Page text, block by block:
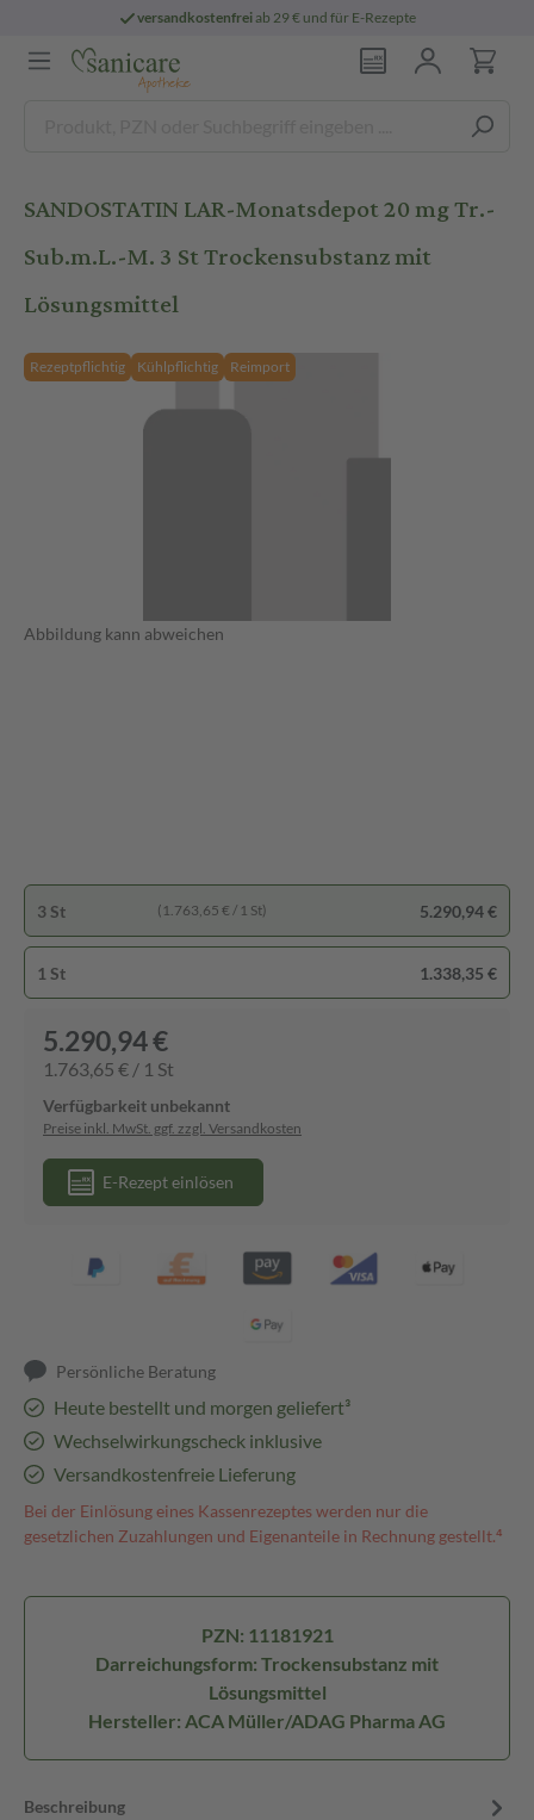
versandkostenfreiab 29 € und für E-Rezepte
SANDOSTATIN LAR-Monatsdepot 20 mg Tr.-
Sub.m.L.-M. 3 St Trockensubstanz mit
Lösungsmittel
Rezeptpflichtig Kühlpflichtig Reimport
Abbildung kann abweichen
3 St (1.763,65 € / 1 St) 5.290,94 €
1 St 1.338,35 €
5.290,94 €
1.763,65 € / 1 St
Verfügbarkeit unbekannt
Preise inkl. MwSt. ggf. zzgl. Versandkosten
E-Rezept einlösen
Persönliche Beratung
Heute bestellt und morgen geliefert³
Wechselwirkungscheck inklusive
Versandkostenfreie Lieferung
Bei der Einlösung eines Kassenrezeptes werden nur die
gesetzlichen Zuzahlungen und Eigenanteile in Rechnung gestellt.⁴
PZN: 11181921
Darreichungsform: Trockensubstanz mit
Lösungsmittel
Hersteller: ACA Müller/ADAG Pharma AG
Beschreibung